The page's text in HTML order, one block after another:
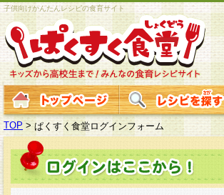
子供向けかんたんレシピの食育サイト
TOP > ぱくすく食堂ログインフォーム